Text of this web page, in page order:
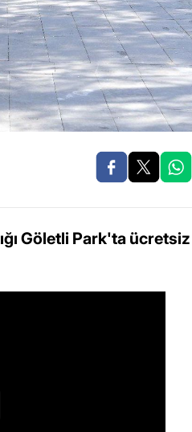
Göletli Park'ta